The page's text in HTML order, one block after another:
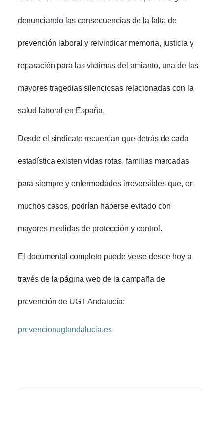
denunciando las consecuencias de la falta de
prevención laboral y reivindicar memoria, justicia y
reparación para las víctimas del amianto, una de las
mayores tragedias silenciosas relacionadas con la
salud laboral en España.
Desde el sindicato recuerdan que detrás de cada
estadística existen vidas rotas, familias marcadas
para siempre y enfermedades irreversibles que, en
muchos casos, podrían haberse evitado con
mayores medidas de protección y control.
El documental completo puede verse desde hoy a
través de la página web de la campaña de
prevención de UGT Andalucía:
prevencionugtandalucia.es